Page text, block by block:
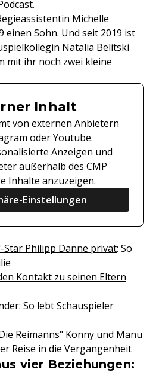
Michelle
einen Sohn. Und seit 2019 ist
Natalia Belitski
mit ihr noch zwei kleine
Inhalt
von externen Anbietern
oder Youtube.
Anzeigen und
außerhalb des CMP
Inhalte anzuzeigen.
Einstellungen
Philipp Danne privat: So
Kontakt zu seinen Eltern
So lebt Schauspieler
Reimanns" Konny und Manu
Reise in die Vergangenheit
vier Beziehungen: